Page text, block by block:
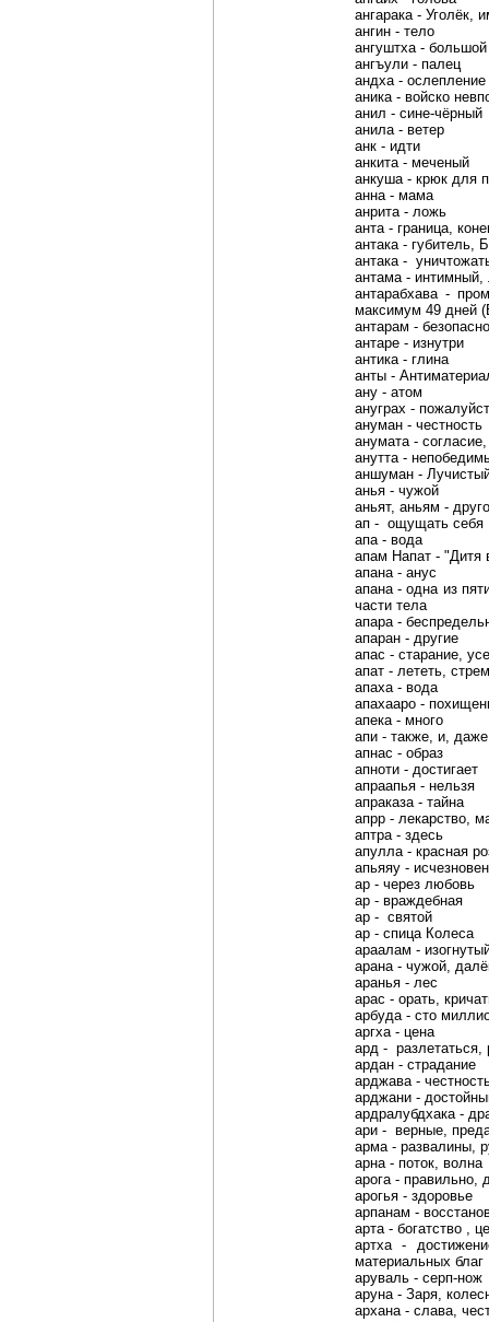
ангарака - Уголёк,
ангин - тело
ангуштха -
ангъули - палец
андха - ослепление
аника - войско
анил - сине-чёрный
анила - ветер
анк - идти
анкита - меченый
анкуша - крюк для
анна - мама
анрита - ложь
анта - граница,
антака - губитель,
антака -
антама - интимный,
антарабхава -
максимум 49 дней
антарам -
антаре - изнутри
антика - глина
анты -
ану - атом
ануграх -
ануман - честность
анумата -
анутта -
аншуман -
анья - чужой
аньят, аньям -
ап - ощущать себя
апа - вода
апам Напат - "Дитя
апана - анус
апана - одна из
части тела
апара -
апаран - другие
апас - старание,
апат - лететь,
апаха - вода
апахааро -
апека - много
апи - также, и,
апнас - образ
апноти - достигает
апраапья - нельзя
апраказа - тайна
апрр - лекарство,
аптра - здесь
апулла - красная
апьяяу -
ар - через любовь
ар - враждебная
ар - святой
ар - спица Колеса
араалам -
арана - чужой,
аранья - лес
арас - орать,
арбуда - сто
аргха - цена
ард - разлетаться,
ардан - страдание
арджава -
арджани -
ардралубдхака -
ари - верные,
арма - развалины,
арна - поток, волна
арога - правильно,
арогья - здоровье
арпанам -
арта - богатство ,
артха -
материальных благ
аруваль - серп-нож
аруна - Заря,
архана - слава,